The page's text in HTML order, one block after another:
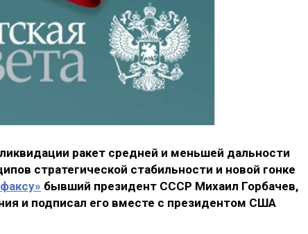
ракет средней и меньшей дальности
стратегической стабильности и новой гонке
бывший президент СССР Михаил Горбачев,
и подписал его вместе с президентом США